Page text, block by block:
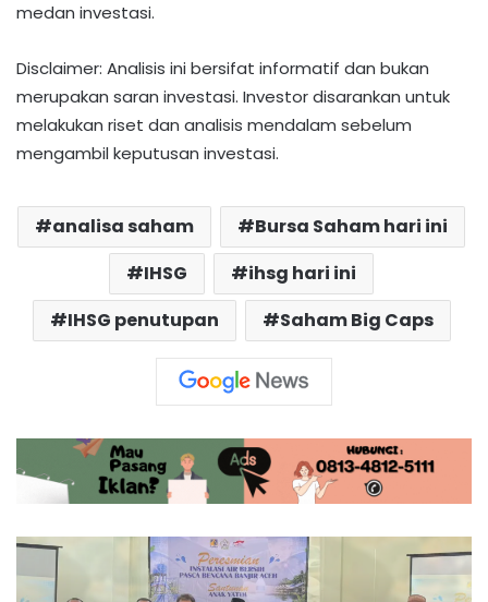
medan investasi.
Disclaimer: Analisis ini bersifat informatif dan bukan
merupakan saran investasi. Investor disarankan untuk
melakukan riset dan analisis mendalam sebelum
mengambil keputusan investasi.
analisa saham
Bursa Saham hari ini
IHSG
ihsg hari ini
IHSG penutupan
Saham Big Caps